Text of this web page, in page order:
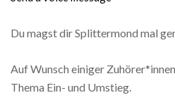
Du magst dir Splittermond mal
Auf Wunsch einiger
Thema Ein- und Umstieg.